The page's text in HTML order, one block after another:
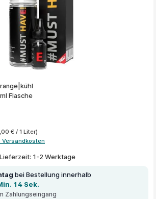
Flasche
€ / 1 Liter)
Versandkosten
1-2 Werktage
bei Bestellung innerhalb
14 Sek.
Zahlungseingang